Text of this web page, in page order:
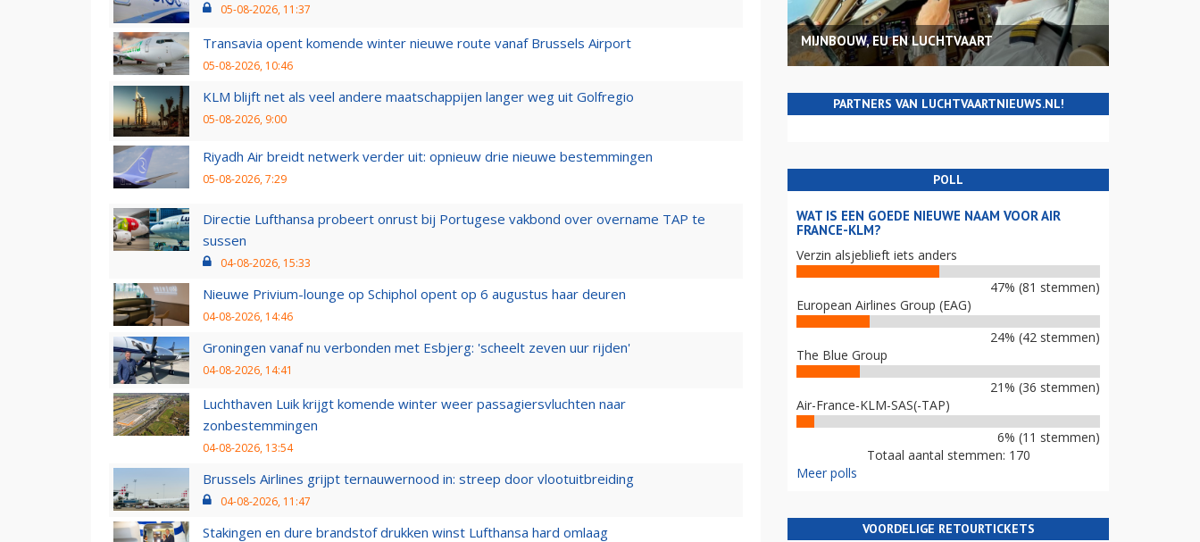
05-08-2026, 11:37
Transavia opent komende winter nieuwe route vanaf Brussels Airport
05-08-2026, 10:46
KLM blijft net als veel andere maatschappijen langer weg uit Golfregio
05-08-2026, 9:00
Riyadh Air breidt netwerk verder uit: opnieuw drie nieuwe bestemmingen
05-08-2026, 7:29
Directie Lufthansa probeert onrust bij Portugese vakbond over overname TAP te
sussen
04-08-2026, 15:33
Nieuwe Privium-lounge op Schiphol opent op 6 augustus haar deuren
04-08-2026, 14:46
Groningen vanaf nu verbonden met Esbjerg: 'scheelt zeven uur rijden'
04-08-2026, 14:41
Luchthaven Luik krijgt komende winter weer passagiersvluchten naar
zonbestemmingen
04-08-2026, 13:54
Brussels Airlines grijpt ternauwernood in: streep door vlootuitbreiding
04-08-2026, 11:47
Stakingen en dure brandstof drukken winst Lufthansa hard omlaag
MIJNBOUW, EU EN LUCHTVAART
PARTNERS VAN LUCHTVAARTNIEUWS.NL!
POLL
WAT IS EEN GOEDE NIEUWE NAAM VOOR AIR
FRANCE-KLM?
Verzin alsjeblieft iets anders
47% (81 stemmen)
European Airlines Group (EAG)
24% (42 stemmen)
The Blue Group
21% (36 stemmen)
Air-France-KLM-SAS(-TAP)
6% (11 stemmen)
Totaal aantal stemmen: 170
Meer polls
VOORDELIGE RETOURTICKETS